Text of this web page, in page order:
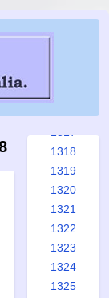
1311
1312
1318
1319
1320
1321
1322
1323
1324
1325